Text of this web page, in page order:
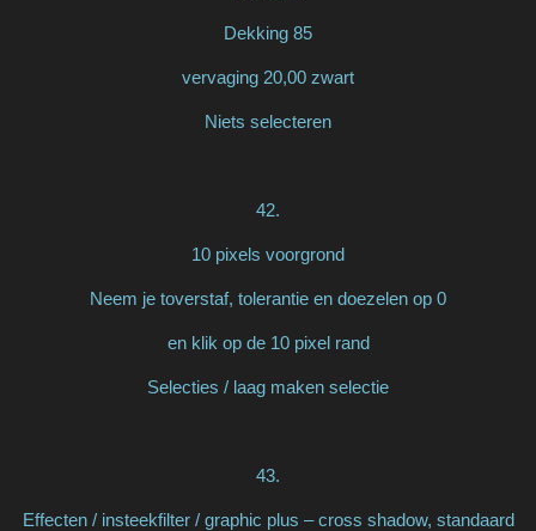
Dekking 85
vervaging 20,00 zwart
Niets selecteren
42.
10 pixels voorgrond
Neem je toverstaf, tolerantie en doezelen op 0
en klik op de 10 pixel rand
Selecties / laag maken selectie
43.
Effecten / insteekfilter / graphic plus – cross shadow, standaard